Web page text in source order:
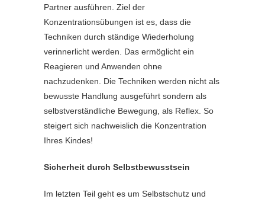
Partner ausführen. Ziel der
Konzentrationsübungen ist es, dass die
Techniken durch ständige Wiederholung
verinnerlicht werden. Das ermöglicht ein
Reagieren und Anwenden ohne
nachzudenken. Die Techniken werden nicht als
bewusste Handlung ausgeführt sondern als
selbstverständliche Bewegung, als Reflex. So
steigert sich nachweislich die Konzentration
Ihres Kindes!
Sicherheit durch Selbstbewusstsein
Im letzten Teil geht es um Selbstschutz und